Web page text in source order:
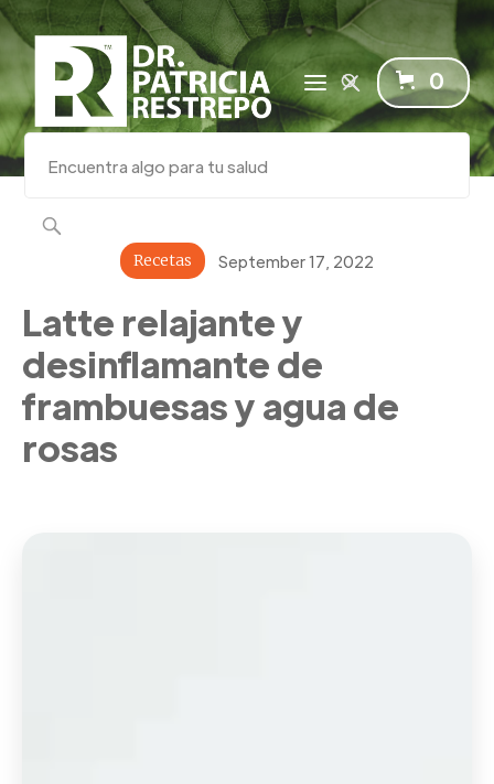
0
Recetas September 17, 2022
Latte relajante y
desinflamante de
frambuesas y agua de
rosas